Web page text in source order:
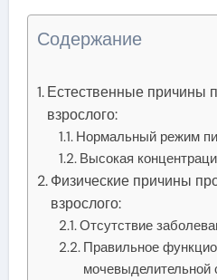
Содержание
Естественные причины
взрослого:
Нормальный режим
Высокая
Физические причины
взрослого:
Отсутствие
Правильное
мочевыделительной